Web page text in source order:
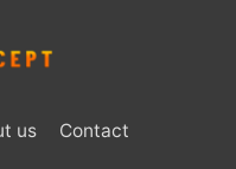
us Contact